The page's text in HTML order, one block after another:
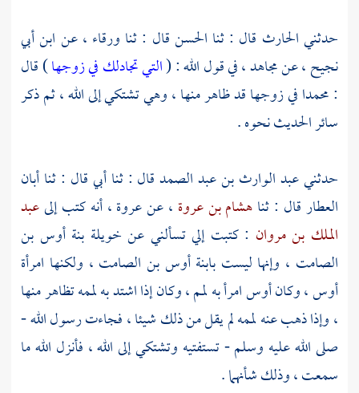
حدثنيالحارث قال : ثنا الحسنقال : ثنا ورقاء ، عن ابن أبي
نجيح، عنمجاهد، في قول الله : (التي تجادلك في زوجها) قال
:محمدافي زوجها قد ظاهر منها ، وهي تشتكي إلى الله ، ثم ذكر
سائر الحديث نحوه .
حدثنيعبد الوارث بن عبد الصمدقال : ثنا أبي قال : ثناأبان
العطارقال : ثناهشام بن عروة ، عنعروة، أنه كتب إلىعبد
الملك بن مروان : كتبت إلي تسألني عن خويلة بنة أوس بن
الصامت ، وإنها ليست بابنةأوس بن الصامت ، ولكنها امرأة
أوس، وكانأوسامرأ به لمم ، وكان إذا اشتد به لممه تظاهر منها
، وإذا ذهب عنه لممه لم يقل من ذلك شيئا ، فجاءت رسول الله -
صلى الله عليه وسلم - تستفتيه وتشتكي إلى الله ، فأنزل الله ما
سمعت ، وذلك شأنهما .